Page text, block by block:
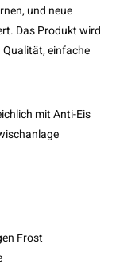
und neue
Das Produkt wird
einfache
mit Anti-Eis
Frost